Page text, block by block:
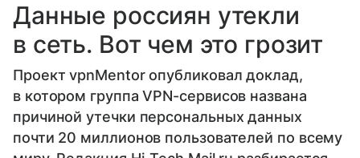
Данные россиян утекли
в сеть. Вот чем это грозит
Проект vpnMentor опубликовал доклад,
в котором группа VPN-сервисов названа
причиной утечки персональных данных
почти 20 миллионов пользователей по всему